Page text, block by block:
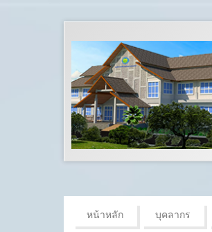
หน้าหลัก บุคลากร